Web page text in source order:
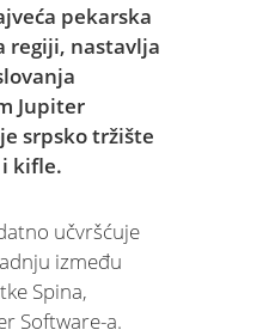
pekarska
regiji, nastavlja
Jupiter
srpsko tržište
kifle.
učvršćuje
između
Spina,
Software-a.